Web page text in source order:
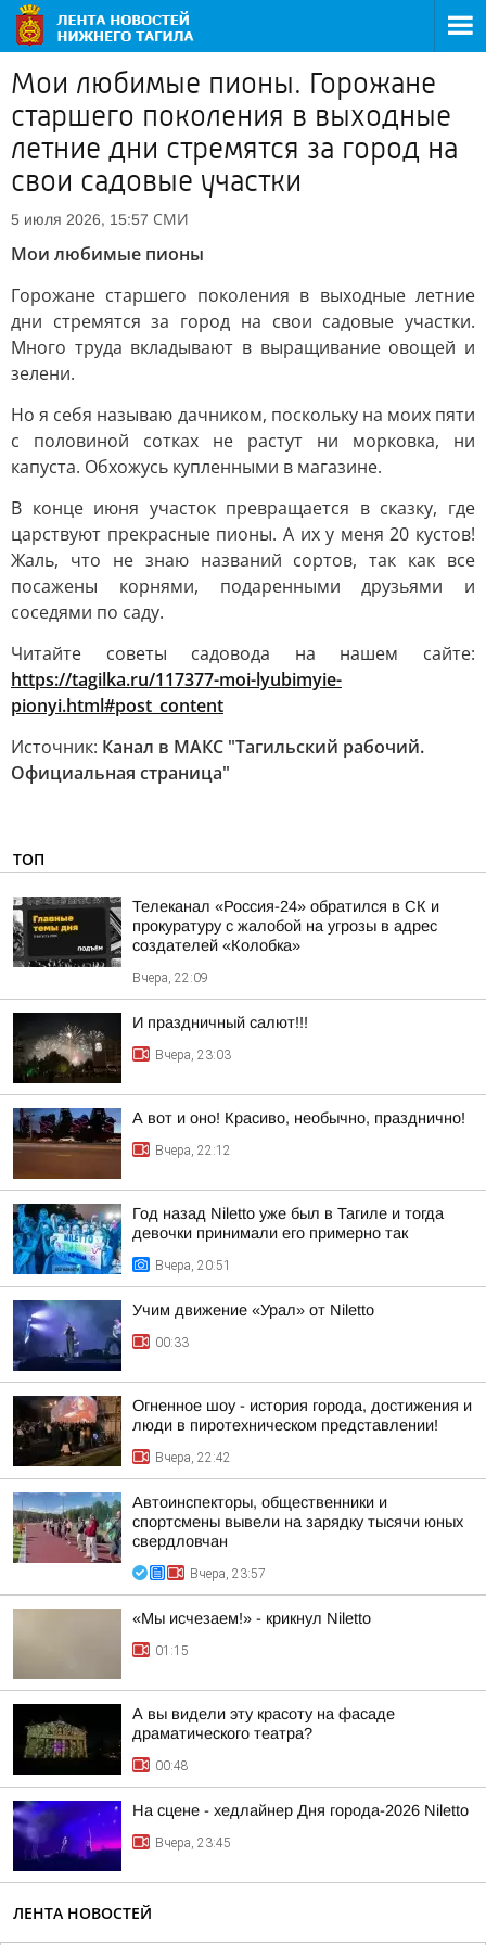
Мои любимые пионы. Горожане
старшего поколения в выходные
летние дни стремятся за город на
свои садовые участки
5 июля 2026, 15:57 СМИ
Мои любимые пионы
Горожане старшего поколения в выходные летние
дни стремятся за город на свои садовые участки.
Много труда вкладывают в выращивание овощей и
зелени.
Но я себя называю дачником, поскольку на моих пяти
с половиной сотках не растут ни морковка, ни
капуста. Обхожусь купленными в магазине.
В конце июня участок превращается в сказку, где
царствуют прекрасные пионы. А их у меня 20 кустов!
Жаль, что не знаю названий сортов, так как все
посажены корнями, подаренными друзьями и
соседями по саду.
Читайте советы садовода на нашем сайте:
https://tagilka.ru/117377-moi-lyubimyie-
pionyi.html#post_content
Источник: Канал в МАКС "Тагильский рабочий.
Официальная страница"
ТОП
Телеканал «Россия-24» обратился в СК и
прокуратуру с жалобой на угрозы в адрес
создателей «Колобка»
Вчера, 22:09
И праздничный салют!!!
Вчера, 23:03
А вот и оно! Красиво, необычно, празднично!
Вчера, 22:12
Год назад Niletto уже был в Тагиле и тогда
девочки принимали его примерно так
Вчера, 20:51
Учим движение «Урал» от Niletto
00:33
Огненное шоу - история города, достижения и
люди в пиротехническом представлении!
Вчера, 22:42
Автоинспекторы, общественники и
спортсмены вывели на зарядку тысячи юных
свердловчан
Вчера, 23:57
«Мы исчезаем!» - крикнул Niletto
01:15
А вы видели эту красоту на фасаде
драматического театра?
00:48
На сцене - хедлайнер Дня города-2026 Niletto
Вчера, 23:45
ЛЕНТА НОВОСТЕЙ